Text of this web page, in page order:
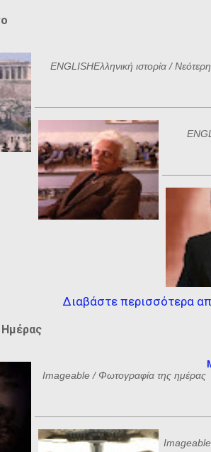
ENGLISHΕλληνική ιστορία /
Διαβάστε περισσότερα
Imageable / Φωτογραφία της ημέρας -
Imageable